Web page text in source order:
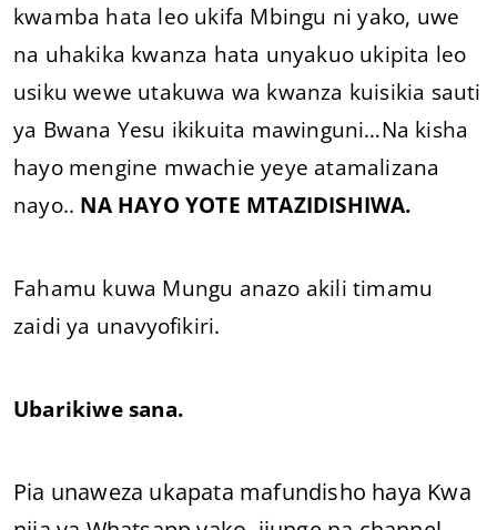
kwamba hata leo ukifa Mbingu ni yako, uwe
na uhakika kwanza hata unyakuo ukipita leo
usiku wewe utakuwa wa kwanza kuisikia sauti
ya Bwana Yesu ikikuita mawinguni…Na kisha
hayo mengine mwachie yeye atamalizana
nayo.. NA HAYO YOTE MTAZIDISHIWA.
Fahamu kuwa Mungu anazo akili timamu
zaidi ya unavyofikiri.
Ubarikiwe sana.
Pia unaweza ukapata mafundisho haya Kwa